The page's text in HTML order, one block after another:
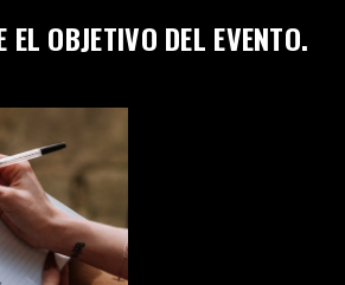
EL OBJETIVO DEL EVENTO.